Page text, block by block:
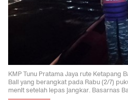
KMP Tunu Pratama Jaya rute Ketapang
Bali yang berangkat pada Rabu (2/7)
menit setelah lepas jangkar. Basarnas